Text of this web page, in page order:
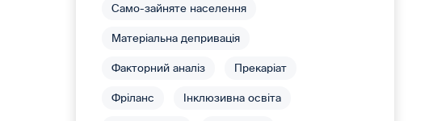
Само-зайняте населення
Матеріальна депривація
Факторний аналіз Прекаріат
Фріланс Інклюзивна освіта